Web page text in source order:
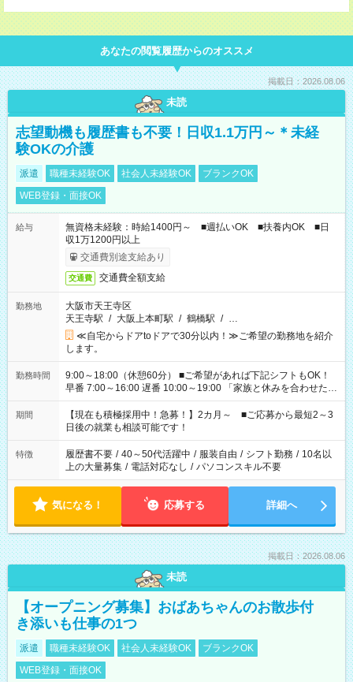
あなたの閲覧履歴からのオススメ
掲載日：2026.08.06
未読
志望動機も履歴書も不要！日収1.1万円～＊未経
験OKの介護
派遣 職種未経験OK 社会人未経験OK
ブランクOK
WEB登録・面接OK
給与
無資格未経験：時給1400円～ ■週払いOK ■扶養内OK ■日
収1万1200円以上
交通費別途支給あり
交通費 交通費全額支給
勤務地
大阪市天王寺区
天王寺駅 / 大阪上本町駅 / 鶴橋駅 / …
≪自宅からドアtoドアで30分以内！≫ご希望の勤務地を紹介
します。
勤務時間
9:00～18:00（休憩60分） ■ご希望があれば下記シフトもOK！
早番 7:00～16:00 遅番 10:00～19:00 「家族と休みを合わせた
い」 「余裕を持って夕飯の準備がしたい」 「できれば残業はし
たくない」 など、ご希望を教えてくださいね。 ※Wワーク希望
の方へ 今ご覧のお仕事で希望する勤務時間と、もう1つのお仕事
の勤務時間。 合計で週40時間を超える場合は応募できません。
期間
【現在も積極採用中！急募！】2カ月～ ■ご応募から最短2～3
日後の就業も相談可能です！
特徴 履歴書不要 / 40～50代活躍中 / 服装自由 / シフト勤務 / 10名以
上の大量募集 / 電話対応なし / パソコンスキル不要
気になる！ 応募する 詳細へ
掲載日：2026.08.06
未読
【オープニング募集】おばあちゃんのお散歩付
き添いも仕事の1つ
派遣 職種未経験OK 社会人未経験OK
ブランクOK
WEB登録・面接OK